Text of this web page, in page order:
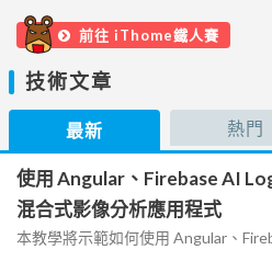
前往 iThome鐵人賽
技術文章
最新 熱門
使用 Angular、Firebase AI
混合式影像分析應用程式
本教學將示範如何使用 Angular、